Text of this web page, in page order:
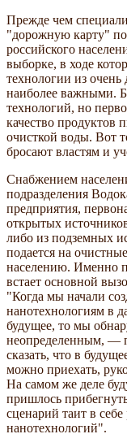
Прежде чем
"дорожную карту"
российского
выборке, в ходе
технологии из
наиболее важными.
технологий, но
качество продуктов
очисткой воды. Вот
бросают властям и
Снабжением
подразделения
предприятия,
открытых
либо из подземных
подается на
населению. Именно
встает основной
"Когда мы начали
нанотехнологиям в
будущее, то мы
неопределенным, —
сказать, что в
можно приехать,
На самом же деле
пришлось
сценарий таит в
нанотехнологий".